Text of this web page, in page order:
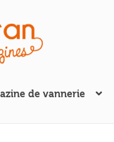
de vannerie